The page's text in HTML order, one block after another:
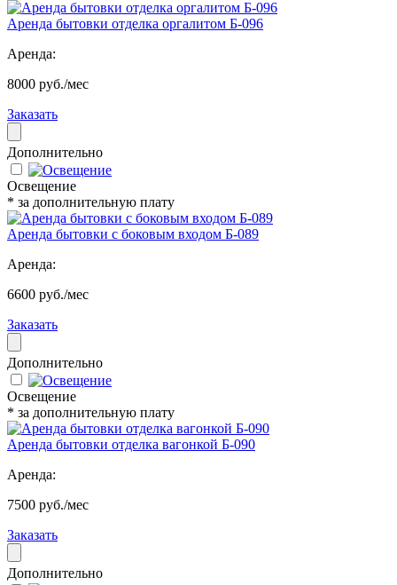
Аренда бытовки отделка оргалитом Б-096
Аренда:
8000 руб./мес
Заказать
Дополнительно
Освещение
* за дополнительную плату
Аренда бытовки с боковым входом Б-089
Аренда:
6600 руб./мес
Заказать
Дополнительно
Освещение
* за дополнительную плату
Аренда бытовки отделка вагонкой Б-090
Аренда:
7500 руб./мес
Заказать
Дополнительно